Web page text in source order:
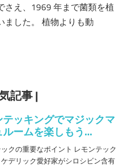
さえ、1969 年まで菌類を植
ました。 植物よりも動
記事 |